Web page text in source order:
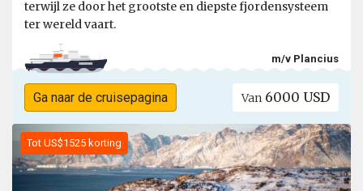
terwijl ze door het grootste en diepste fjordensysteem
ter wereld vaart.
m/v Plancius
Ga naar de cruisepagina Van 6000 USD
Tot US$1525 korting